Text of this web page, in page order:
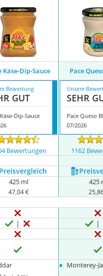
Käse-Dip-Sauce Pace
Bewertung
GUT
Dip-Sauce
Unsere
SEHR
Pace Queso
07/2026
Bewertungen 1162
Preis­vergleich
425 ml
47,04 €
425
• Monterey-